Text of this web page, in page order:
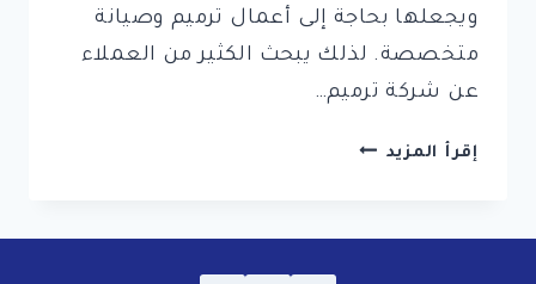
ويجعلها بحاجة إلى أعمال ترميم وصيانة
متخصصة. لذلك يبحث الكثير من العملاء
عن شركة ترميم…
إقرأ المزيد شركة
بالرياض